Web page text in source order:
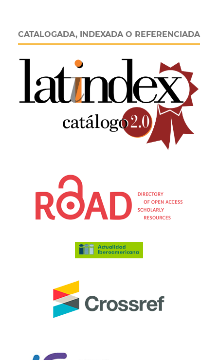
CATALOGADA, INDEXADA O REFERENCIADA